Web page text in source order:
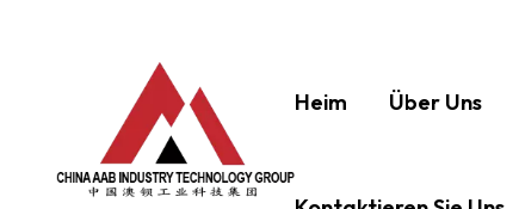
Heim Über Uns